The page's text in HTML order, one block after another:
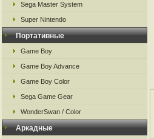
Sega Master System
Super Nintendo
Портативные
Game Boy
Game Boy Advance
Game Boy Color
Sega Game Gear
WonderSwan / Color
Аркадные